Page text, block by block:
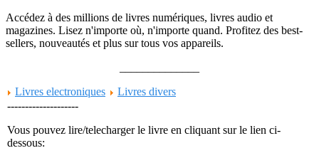
Accédez à des millions de livres numériques, livres audio et
magazines. Lisez n'importe où, n'importe quand. Profitez des best-
sellers, nouveautés et plus sur tous vos appareils.
Livres electroniques
Livres divers
--------------------
Vous pouvez lire/telecharger le livre en cliquant sur le lien ci-
dessous: